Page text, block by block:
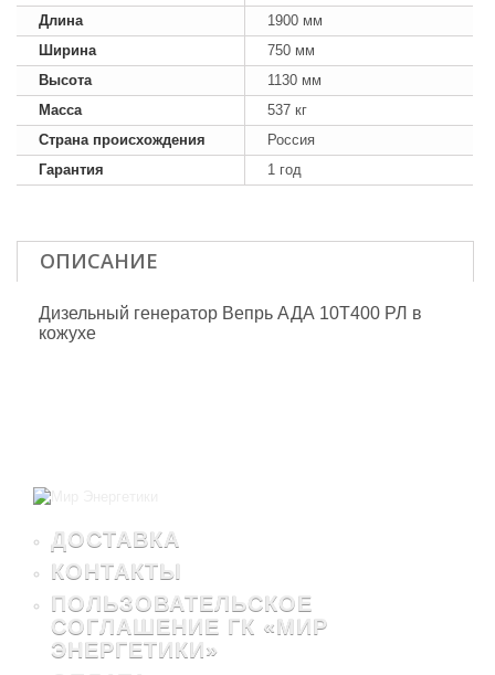
Длина
1900 мм
Ширина
750 мм
Высота
1130 мм
Масса
537 кг
Страна происхождения
Россия
Гарантия
1 год
ОПИСАНИЕ
Дизельный генератор Вепрь АДА 10Т400 РЛ в
кожухе
ДОСТАВКА
КОНТАКТЫ
ПОЛЬЗОВАТЕЛЬСКОЕ
СОГЛАШЕНИЕ ГК «МИР
ЭНЕРГЕТИКИ»